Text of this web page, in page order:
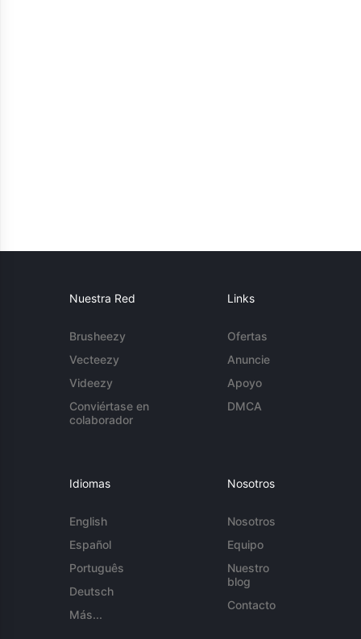
Nuestra Red
Brusheezy
Vecteezy
Videezy
Conviértase en
colaborador
Links
Ofertas
Anuncie
Apoyo
DMCA
Idiomas
English
Español
Português
Deutsch
Más...
Nosotros
Nosotros
Equipo
Nuestro
blog
Contacto